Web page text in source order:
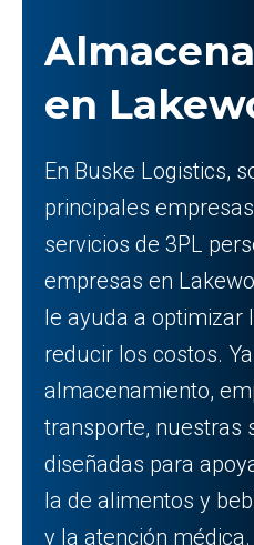
en
En Buske Logistics,
principales
servicios de 3PL
empresas en
le ayuda a optimizar
reducir los costos.
almacenamiento,
transporte, nuestras
diseñadas para
la de alimentos y
y la atención médica.